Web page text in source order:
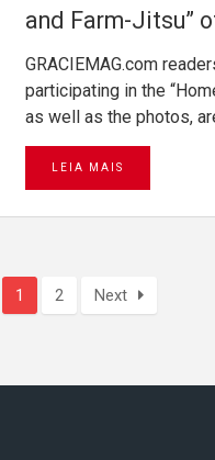
and Farm-Jitsu”
GRACIEMAG.com
participating in the
as well as the photos,
LEIA MAIS
1 2 Next